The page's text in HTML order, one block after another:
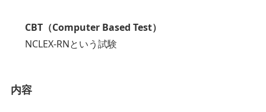
CBT（Computer Based Test）
NCLEX-RNという試験
内容